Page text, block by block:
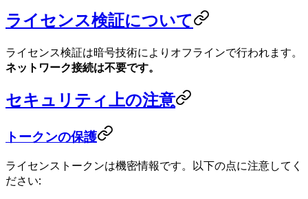
ライセンス検証について
ライセンス検証は暗号技術によりオフラインで行われます。
ネットワーク接続は不要です。
セキュリティ上の注意
トークンの保護
ライセンストークンは機密情報です。以下の点に注意してく
ださい: